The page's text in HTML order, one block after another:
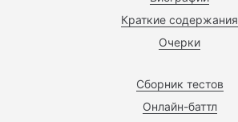
Краткие содержания
Очерки
Сборник тестов
Онлайн-баттл